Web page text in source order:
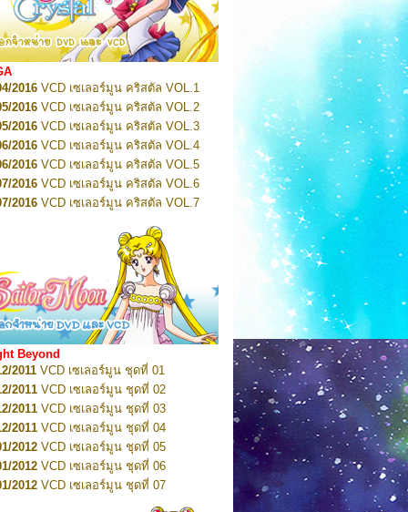
Pretty Guardian Sailor Moon Eternal
1
Pretty Guardian Sailor Moon Eternal
2
Pretty Guardian Sailor Moon Eternal
3
Pretty Guardian Sailor Moon Eternal
4
Pretty Guardian Sailor Moon Eternal
5
Pretty Guardian Sailor Moon Eternal
6
Pretty Guardian Sailor Moon Eternal
7
Pretty Guardian Sailor Moon Eternal
Pretty Guardian Sailor Moon Eternal
Pretty Guardian Sailor Moon Eternal
10
2026Code Name: Sailor V 1
2026Code Name: Sailor V 2
2016 VCD เซเลอร์มูน คริสตัล VOL.1
2016 VCD เซเลอร์มูน คริสตัล VOL.2
2016 VCD เซเลอร์มูน คริสตัล VOL.3
2016 VCD เซเลอร์มูน คริสตัล VOL.4
2016 VCD เซเลอร์มูน คริสตัล VOL.5
2016 VCD เซเลอร์มูน คริสตัล VOL.6
2016 VCD เซเลอร์มูน คริสตัล VOL.7
VCD เซเลอร์มูน คริสตัล VOL.9
VCD เซเลอร์มูน คริสตัล VOL.10
2016
VCD เซเลอร์มูน คริสตัล VOL.11
2016VCD เซเลอร์มูน คริสตัล VOL.12
2016VCD เซเลอร์มูน คริสตัล VOL.13
2016 DVD เซเลอร์มูน คริสตัล VOL.1
2016DVD เซเลอร์มูน คริสตัล VOL.2
2016 DVD เซเลอร์มูน คริสตัล VOL.3
2016 DVD เซเลอร์มูน คริสตัล VOL.4
2016 DVD เซเลอร์มูน คริสตัล VOL.5
2016 DVD เซเลอร์มูน คริสตัล VOL.6
2016DVD เซเลอร์มูน คริสตัล VOL.7
2016DVD เซเลอร์มูน คริสตัล VOL.8
2017 DVD เซเลอร์มูน คริสตัล Box-Set
Beyond
2011 VCD เซเลอร์มูน ชุดที่ 01
2011 VCD เซเลอร์มูน ชุดที่ 02
2011 VCD เซเลอร์มูน ชุดที่ 03
2011 VCD เซเลอร์มูน ชุดที่ 04
2012 VCD เซเลอร์มูน ชุดที่ 05
2012 VCD เซเลอร์มูน ชุดที่ 06
2012 VCD เซเลอร์มูน ชุดที่ 07
VCD เซเลอร์มูน ชุดที่ 08